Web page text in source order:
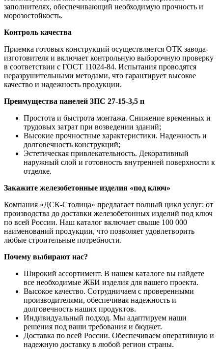
заполнителях, обеспечивающий необходимую прочность и
морозостойкость.
Контроль качества
Приемка готовых конструкций осуществляется ОТК завода-
изготовителя и включает контрольную выборочную проверку
в соответствии с ГОСТ 11024-84. Испытания проводятся
неразрушительными методами, что гарантирует высокое
качество и надежность продукции.
Преимущества панелей 3ПС 27-15-3,5 п
Простота и быстрота монтажа. Снижение временных и
трудовых затрат при возведении зданий;
Высокие прочностные характеристики. Надежность и
долговечность конструкций;
Эстетическая привлекательность. Декоративный
наружный слой и готовность внутренней поверхности к
отделке.
Закажите железобетонные изделия «под ключ»
Компания «ДСК-Столица» предлагает полный цикл услуг: от
производства до доставки железобетонных изделий под ключ
по всей России. Наш каталог включает свыше 100 000
наименований продукции, что позволяет удовлетворить
любые строительные потребности.
Почему выбирают нас?
Широкий ассортимент. В нашем каталоге вы найдете
все необходимые ЖБИ изделия для вашего проекта.
Высокое качество. Сотрудничаем с проверенными
производителями, обеспечивая надежность и
долговечность наших продуктов.
Индивидуальный подход. Мы адаптируем наши
решения под ваши требования и бюджет.
Доставка по всей России. Обеспечиваем оперативную и
надежную доставку в любой регион страны.